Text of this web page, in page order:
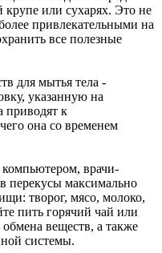
или сухарях. Это не
привлекательными на
все полезные
для мытья тела -
указанную на
приводят к
она со временем
врачи-
перекусы максимально
творог, мясо, молоко,
пить горячий чай или
веществ, а также
системы.